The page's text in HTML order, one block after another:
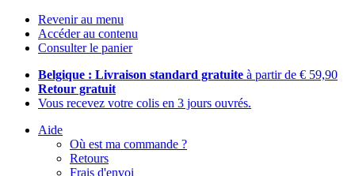
Revenir au menu
Accéder au contenu
Consulter le panier
Belgique : Livraison standard gratuite à partir de € 59,90
Retour gratuit
Vous recevez votre colis en 3 jours ouvrés.
Aide
Où est ma commande ?
Retours
Frais d'envoi